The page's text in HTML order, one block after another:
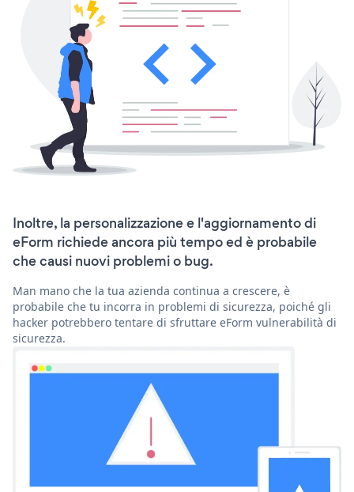
Inoltre, la personalizzazione e l'aggiornamento di
eForm richiede ancora più tempo ed è probabile
che causi nuovi problemi o bug.
Man mano che la tua azienda continua a crescere, è
probabile che tu incorra in problemi di sicurezza, poiché gli
hacker potrebbero tentare di sfruttare eForm vulnerabilità di
sicurezza.